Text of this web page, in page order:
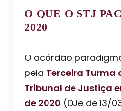
O QUE O STJ
2020
O acórdão
pela Terceira Turma
Tribunal de Justiça
de 2020 (DJe de 13/